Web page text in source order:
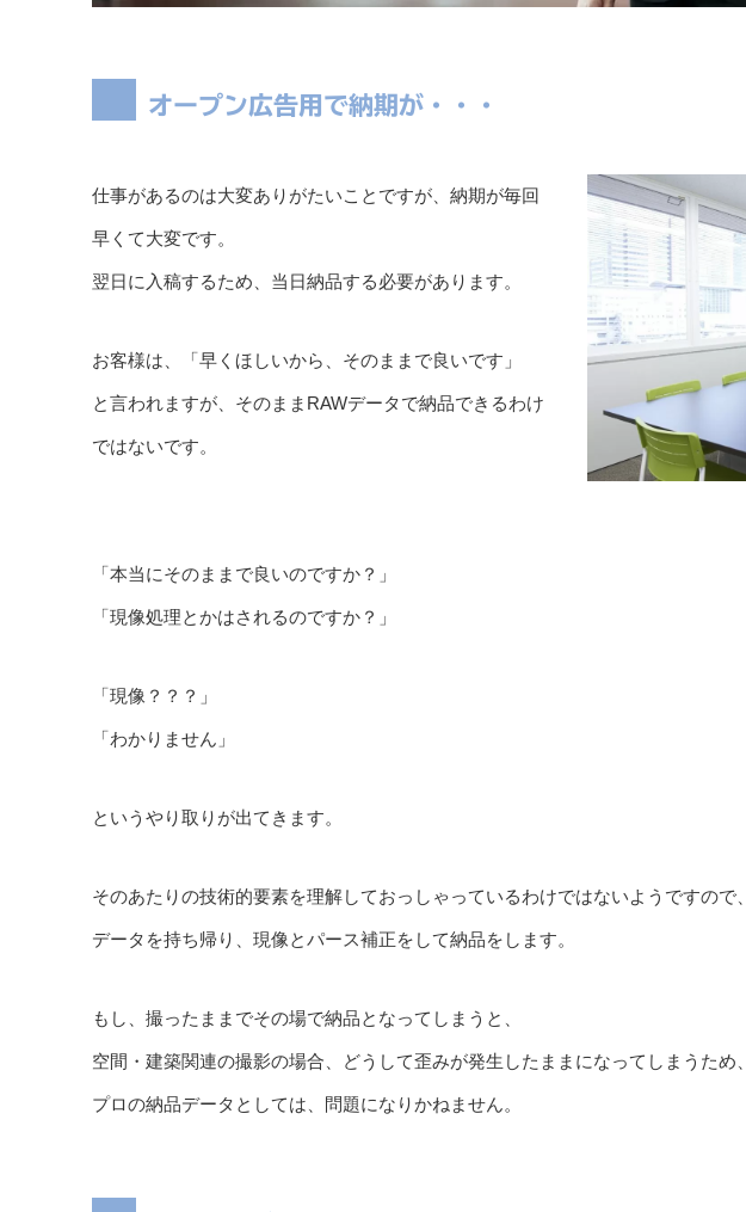
オープン広告用で納期が・・・
仕事があるのは大変ありがたいことですが、納期が毎回
早くて大変です。
翌日に入稿するため、当日納品する必要があります。
お客様は、「早くほしいから、そのままで良いです」
と言われますが、そのままRAWデータで納品できるわけ
ではないです。
「本当にそのままで良いのですか？」
「現像処理とかはされるのですか？」
「現像？？？」
「わかりません」
というやり取りが出てきます。
そのあたりの技術的要素を理解しておっしゃっているわけではないようですので、
データを持ち帰り、現像とパース補正をして納品をします。
もし、撮ったままでその場で納品となってしまうと、
空間・建築関連の撮影の場合、どうして歪みが発生したままになってしまうため、
プロの納品データとしては、問題になりかねません。